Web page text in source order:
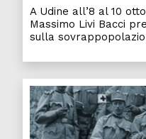
A Udine all’8 al 10
Massimo Livi Bacci
sulla